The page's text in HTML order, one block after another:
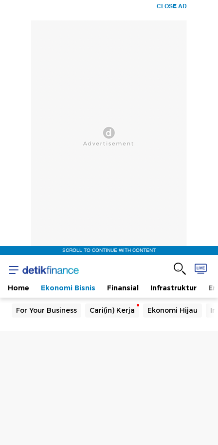
CLOSE AD
SCROLL TO CONTINUE WITH CONTENT
Home Ekonomi Bisnis Finansial Infrastruktur
For Your Business Cari(in) Kerja Ekonomi Hijau